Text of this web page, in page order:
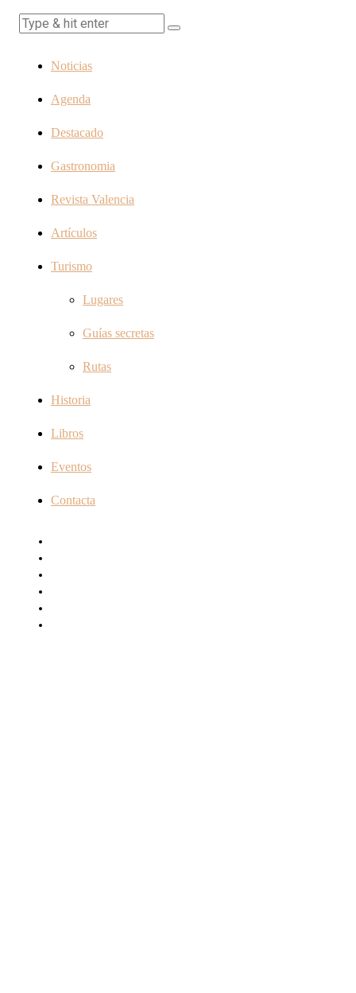
Noticias
Agenda
Destacado
Gastronomia
Revista Valencia
Artículos
Turismo
Lugares
Guías secretas
Rutas
Historia
Libros
Eventos
Contacta